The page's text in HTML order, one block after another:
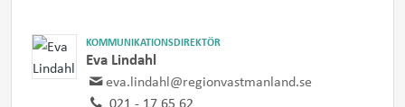
KOMMUNIKATIONSDIREKTÖR
Eva Lindahl
eva.lindahl@regionvastmanland.se
021 - 17 65 62